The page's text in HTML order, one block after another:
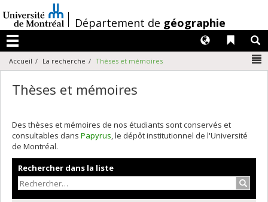
au
contenu
/Département de géographie
Menu
Liens
Langues
Accueil La recherche Thèses et mémoires
Thèses et mémoires
Des thèses et mémoires de nos étudiants sont conservés et
consultables dans Papyrus, le dépôt institutionnel de l'Université
de Montréal.
Rechercher dans la liste